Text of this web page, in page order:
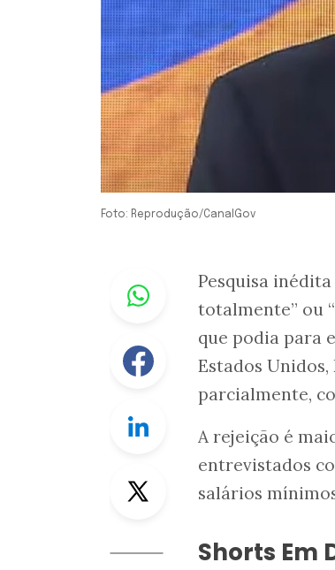
Foto: Reprodução/CanalGov
Whastapp
Facebook
Linkedin
Twitter
Pesquisa
totalmente” ou
que podia para
Estados
parcialmente,
A rejeição é
entrevistados
salários
Shorts Em